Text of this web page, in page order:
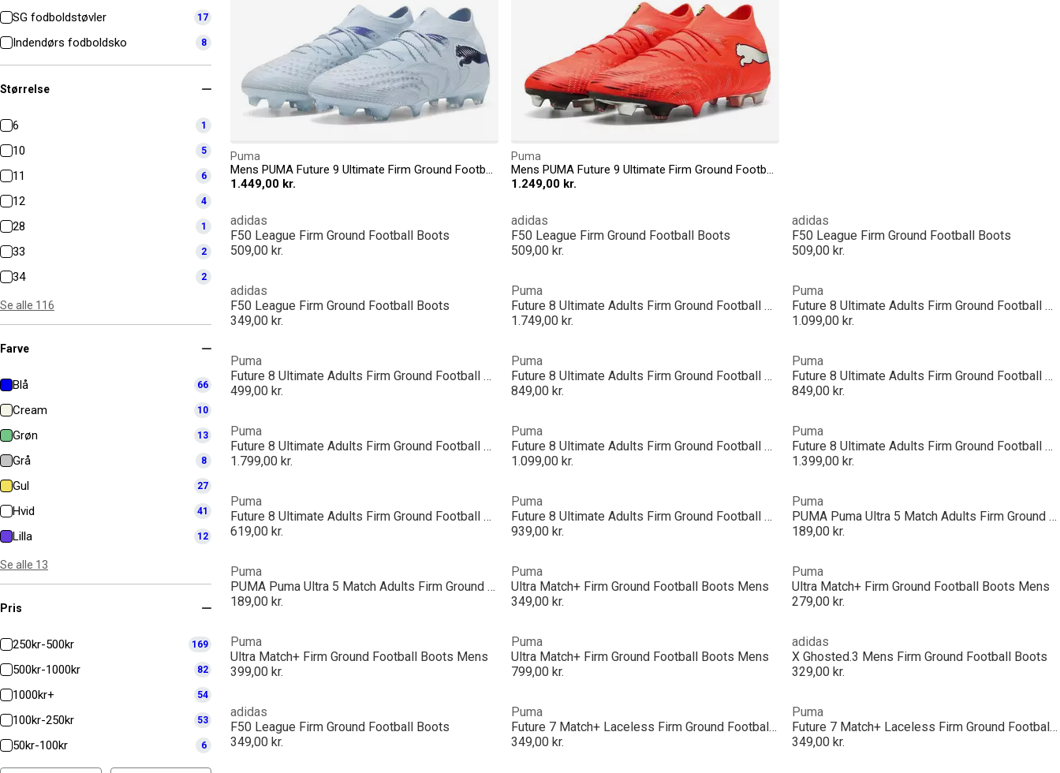
SG fodboldstøvler 17
Indendørs fodboldsko 8
Størrelse
6 1
10 5
11 6
12 4
28 1
33 2
34 2
Se alle 116
Farve
Blå 66
Cream 10
Grøn 13
Grå 8
Gul 27
Hvid 41
Lilla 12
Se alle 13
Pris
250kr-500kr 169
500kr-1000kr 82
1000kr+ 54
100kr-250kr 53
50kr-100kr 6
Puma
Mens PUMA Future 9 Ultimate Firm Ground Football Boots
1.449,00 kr.
Puma
Mens PUMA Future 9 Ultimate Firm Ground Football Boots
1.249,00 kr.
adidas
F50 League Firm Ground Football Boots
509,00 kr.
adidas
F50 League Firm Ground Football Boots
509,00 kr.
adidas
F50 League Firm Ground Football Boots
509,00 kr.
adidas
F50 League Firm Ground Football Boots
349,00 kr.
Puma
Future 8 Ultimate Adults Firm Ground Football Boots
1.749,00 kr.
Puma
Future 8 Ultimate Adults Firm Ground Football Boots
1.099,00 kr.
Puma
Future 8 Ultimate Adults Firm Ground Football Boots
499,00 kr.
Puma
Future 8 Ultimate Adults Firm Ground Football Boots
849,00 kr.
Puma
Future 8 Ultimate Adults Firm Ground Football Boots
849,00 kr.
Puma
Future 8 Ultimate Adults Firm Ground Football Boots
1.799,00 kr.
Puma
Future 8 Ultimate Adults Firm Ground Football Boots
1.099,00 kr.
Puma
Future 8 Ultimate Adults Firm Ground Football Boots
1.399,00 kr.
Puma
Future 8 Ultimate Adults Firm Ground Football Boots
619,00 kr.
Puma
Future 8 Ultimate Adults Firm Ground Football Boots
939,00 kr.
Puma
PUMA Puma Ultra 5 Match Adults Firm Ground Football Boots
189,00 kr.
Puma
PUMA Puma Ultra 5 Match Adults Firm Ground Football Boots
189,00 kr.
Puma
Ultra Match+ Firm Ground Football Boots Mens
349,00 kr.
Puma
Ultra Match+ Firm Ground Football Boots Mens
279,00 kr.
Puma
Ultra Match+ Firm Ground Football Boots Mens
399,00 kr.
Puma
Ultra Match+ Firm Ground Football Boots Mens
799,00 kr.
adidas
X Ghosted.3 Mens Firm Ground Football Boots
329,00 kr.
adidas
F50 League Firm Ground Football Boots
349,00 kr.
Puma
Future 7 Match+ Laceless Firm Ground Football Boots
349,00 kr.
Puma
Future 7 Match+ Laceless Firm Ground Football Boots
349,00 kr.